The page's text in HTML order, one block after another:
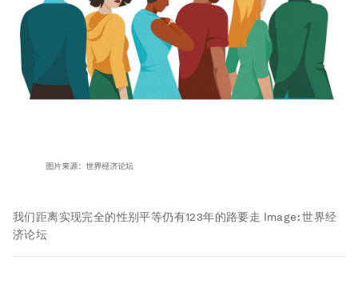
我们距离实现完全的性别平等仍有123年的路要走 Image:世界经
济论坛